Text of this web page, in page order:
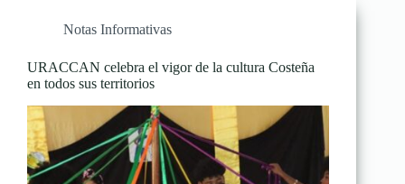
Notas Informativas
URACCAN celebra el vigor de la cultura Costeña
en todos sus territorios